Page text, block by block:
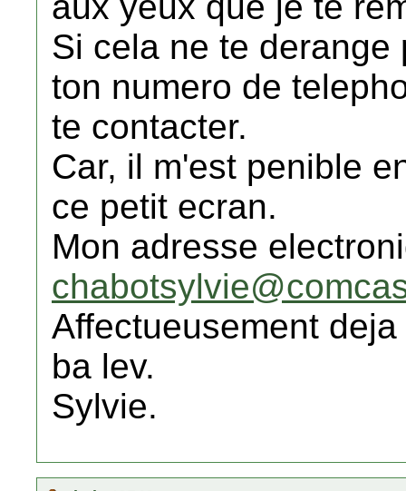
Si cela ne te
ton numero de
te contacter.
Car, il m'est penible
ce petit ecran.
Mon adresse
Affectueusement
ba lev.
Sylvie.